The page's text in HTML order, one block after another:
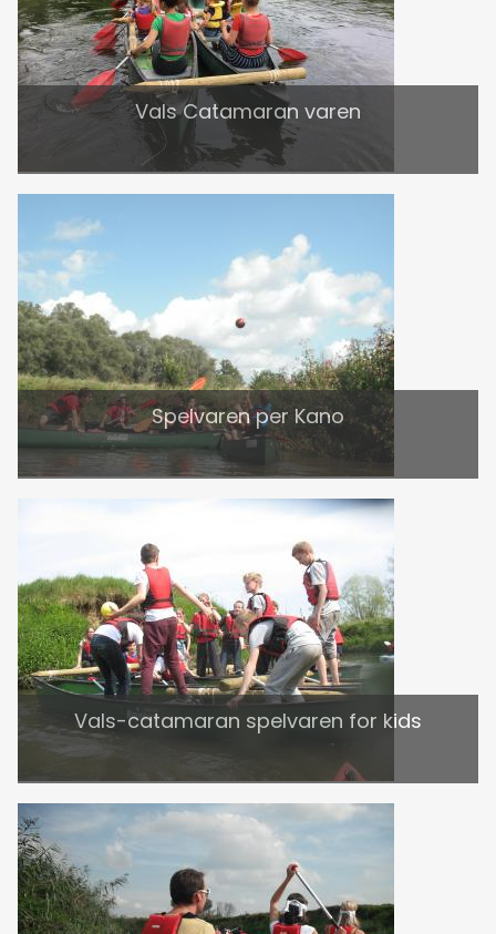
Vals Catamaran varen
Spelvaren per Kano
Vals-catamaran spelvaren for kids